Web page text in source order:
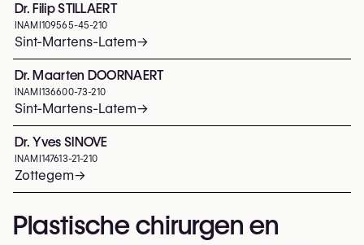
Dr. Filip STILLAERT
INAMI 109565-45-210
Sint-Martens-Latem→
Dr. Maarten DOORNAERT
INAMI 136600-73-210
Sint-Martens-Latem→
Dr. Yves SINOVE
INAMI 147613-21-210
Zottegem→
Plastische chirurgen en